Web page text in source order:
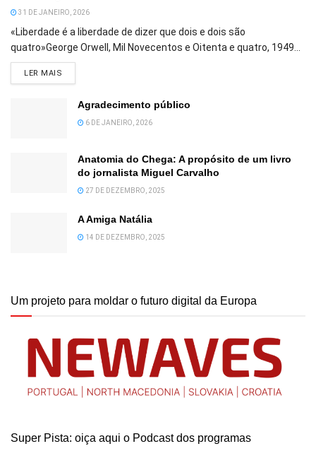
31 DE JANEIRO, 2026
«Liberdade é a liberdade de dizer que dois e dois são
quatro»George Orwell, Mil Novecentos e Oitenta e quatro, 1949...
LER MAIS
Agradecimento público
6 DE JANEIRO, 2026
Anatomia do Chega: A propósito de um livro
do jornalista Miguel Carvalho
27 DE DEZEMBRO, 2025
A Amiga Natália
14 DE DEZEMBRO, 2025
Um projeto para moldar o futuro digital da Europa
Super Pista: oiça aqui o Podcast dos programas